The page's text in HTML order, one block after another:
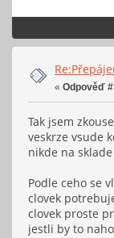
« Odpověď
Tak jsem
veskrze vsude
nikde na
Podle ceho se
clovek
clovek proste
jestli by to